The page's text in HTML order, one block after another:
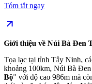
Tóm tắt ngay
Giới thiệu về Núi Bà Đen
Tọa lạc tại tỉnh Tây Ninh,
khoảng 100km, Núi Bà
Bộ" với độ cao 986m mà